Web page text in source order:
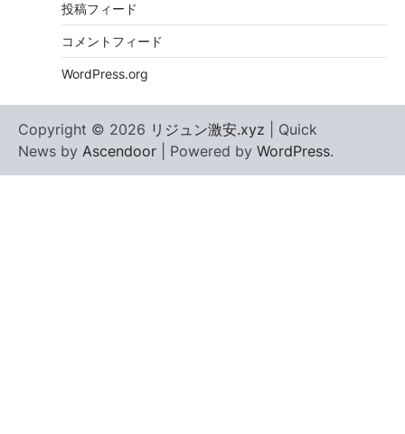
投稿フィード
コメントフィード
WordPress.org
Copyright © 2026 リジュン激安.xyz | Quick
News by Ascendoor | Powered by WordPress.